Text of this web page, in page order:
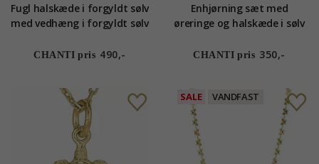
Fugl halskæde i forgyldt sølv
med vedhæng i forgyldt sølv
CHANTI pris 490,-
Enhjørning sæt med
øreringe og halskæde i sølv
Ones
CHANTI pris 350,-
SALE VANDFAST